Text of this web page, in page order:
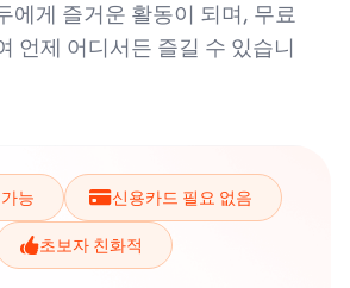
에게 즐거운 활동이 되며, 무료
언제 어디서든 즐길 수 있습니
능 신용카드 필요 없음
초보자 친화적